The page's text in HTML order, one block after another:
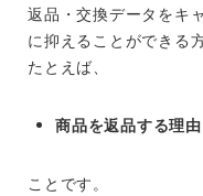
返品・交換データをキ
に抑えることができる
たとえば、
商品を返品する理由
ことです。